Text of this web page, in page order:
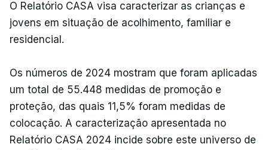
O Relatório CASA visa caracterizar as crianças e
jovens em situação de acolhimento, familiar e
residencial.
Os números de 2024 mostram que foram aplicadas
um total de 55.448 medidas de promoção e
proteção, das quais 11,5% foram medidas de
colocação. A caracterização apresentada no
Relatório CASA 2024 incide sobre este universo de